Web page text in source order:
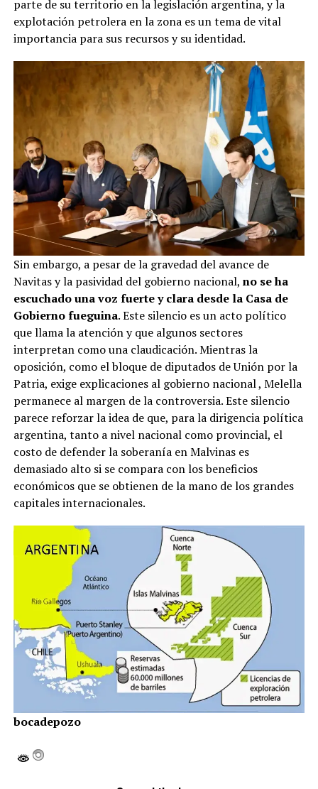
parte de su territorio en la legislación argentina, y la
explotación petrolera en la zona es un tema de vital
importancia para sus recursos y su identidad.
Sin embargo, a pesar de la gravedad del avance de
Navitas y la pasividad del gobierno nacional, no se ha
escuchado una voz fuerte y clara desde la Casa de
Gobierno fueguina. Este silencio es un acto político
que llama la atención y que algunos sectores
interpretan como una claudicación. Mientras la
oposición, como el bloque de diputados de Unión por la
Patria, exige explicaciones al gobierno nacional, Melella
permanece al margen de la controversia. Este silencio
parece reforzar la idea de que, para la dirigencia política
argentina, tanto a nivel nacional como provincial, el
costo de defender la soberanía en Malvinas es
demasiado alto si se compara con los beneficios
económicos que se obtienen de la mano de los grandes
capitales internacionales.
bocadepozo